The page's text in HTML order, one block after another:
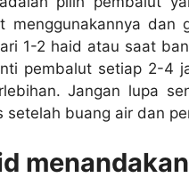
menggunakannya dan
1-2 haid atau saat
pembalut setiap 2-4
Jangan lupa
buang air dan